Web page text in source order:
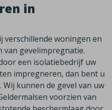
in
verschillende woningen en
van gevelimpregnatie.
een isolatiebedrijf uw
impregneren, dan bent u
kunnen de gevel van uw
voorzien van